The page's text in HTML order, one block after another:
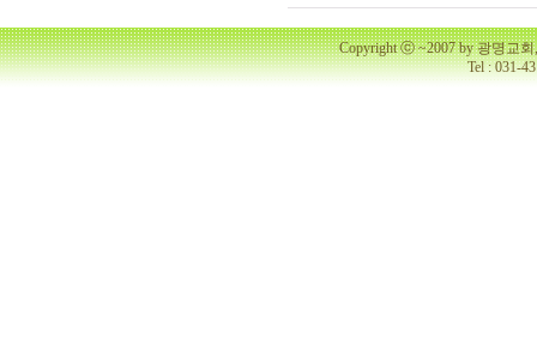
Copyright ⓒ ~2007 by 광명교
Tel : 031-